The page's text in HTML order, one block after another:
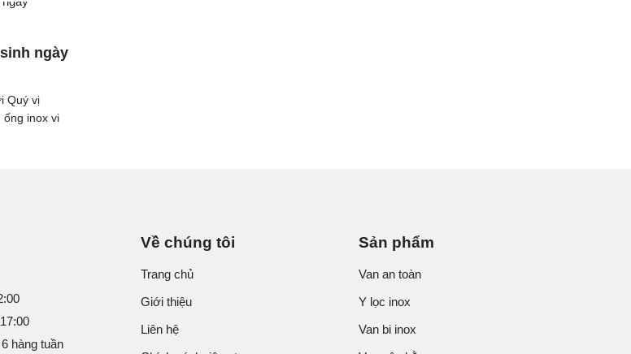
ngày
Quý vị
ống inox vi
hàng tuần
Về chúng tôi
Trang chủ
Giới thiệu
Liên hệ
Sản phẩm
Van an toàn
Y lọc inox
Van bi inox